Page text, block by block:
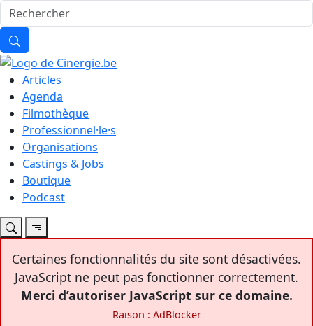
Articles
Agenda
Filmothèque
Professionnel·le·s
Organisations
Castings & Jobs
Boutique
Podcast
Certaines fonctionnalités du site sont désactivées.
JavaScript ne peut pas fonctionner correctement.
Merci d’autoriser JavaScript sur ce domaine.
Raison : AdBlocker